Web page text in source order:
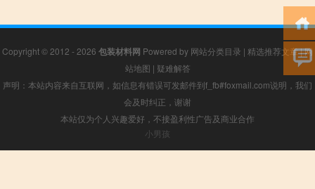
Copyright © 2012 - 2026 包装材料网 Powered by 网站分类目录 | 精选推荐文章|网
站地图 | 疑难解答
声明：本站内容来自互联网，如信息有错误可发邮件到f_fb#foxmail.com说明，我们
会及时纠正，谢谢
本站仅为个人兴趣爱好，不接盈利性广告及商业合作
小男孩